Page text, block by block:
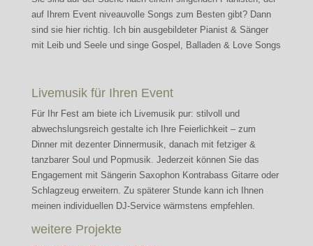
auf Ihrem Event niveauvolle Songs zum Besten gibt? Dann
sind sie hier richtig. Ich bin ausgebildeter Pianist & Sänger
mit Leib und Seele und singe Gospel, Balladen & Love Songs
Livemusik für Ihren Event
Für Ihr Fest am biete ich Livemusik pur: stilvoll und
abwechslungsreich gestalte ich Ihre Feierlichkeit – zum
Dinner mit dezenter Dinnermusik, danach mit fetziger &
tanzbarer Soul und Popmusik. Jederzeit können Sie das
Engagement mit Sängerin Saxophon Kontrabass Gitarre oder
Schlagzeug erweitern. Zu späterer Stunde kann ich Ihnen
meinen individuellen DJ-Service wärmstens empfehlen.
weitere Projekte